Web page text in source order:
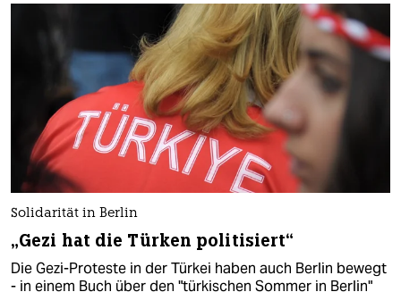
Solidarität in Berlin
„Gezi hat die Türken politisiert“
Die Gezi-Proteste in der Türkei haben auch Berlin bewegt
- in einem Buch über den "türkischen Sommer in Berlin"